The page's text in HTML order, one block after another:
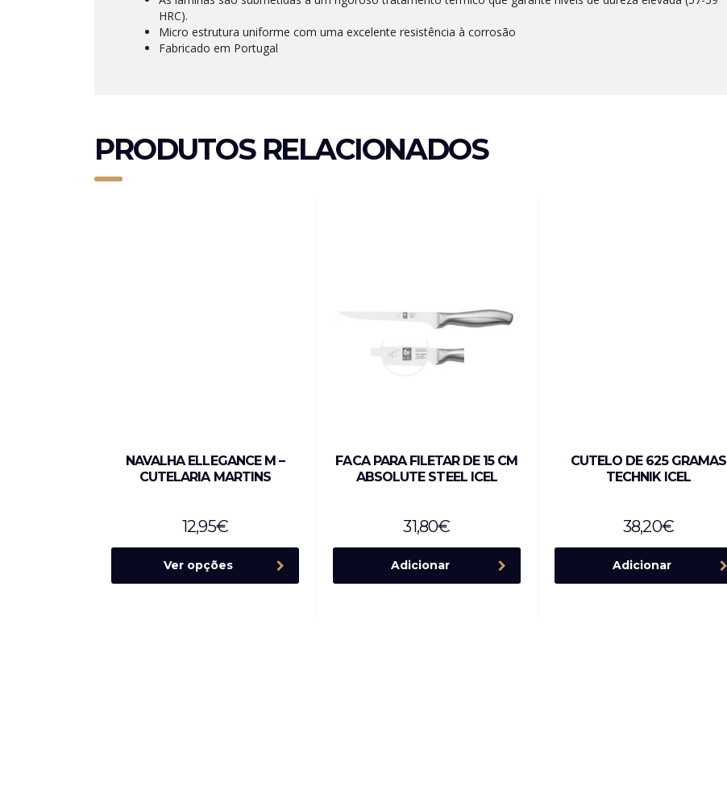
HRC).
Micro estrutura uniforme com uma excelente resistência à corrosão
Fabricado em Portugal
PRODUTOS RELACIONADOS
NAVALHA ELLEGANCE M –
CUTELARIA MARTINS
12,95€
Ver opções
FACA PARA FILETAR DE 15 CM
ABSOLUTE STEEL ICEL
31,80€
Adicionar
CUTELO DE 625 GRAMAS
TECHNIK ICEL
38,20€
Adicionar